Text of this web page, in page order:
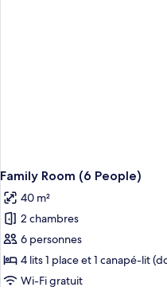
Family Room (6 People)
40 m²
2 chambres
6 personnes
4 lits 1 place et 1 canapé-lit
Wi-Fi gratuit